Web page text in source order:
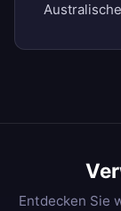
Entdecken Sie